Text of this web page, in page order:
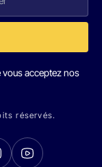
acceptez nos
réservés.